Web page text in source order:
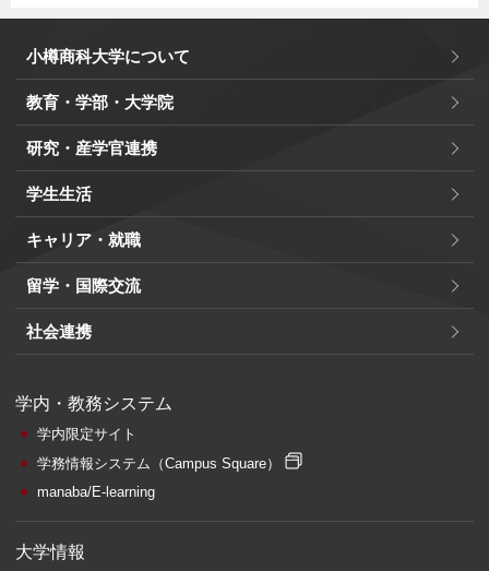
小樽商科大学について
教育・学部・大学院
研究・産学官連携
学生生活
キャリア・就職
留学・国際交流
社会連携
学内・教務システム
学内限定サイト
学務情報システム （Campus Square）
manaba/E-learning
大学情報